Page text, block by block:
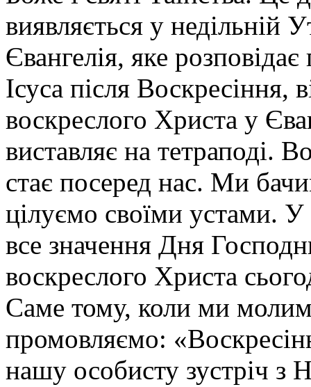
виявляється у недільній
Євангелія, яке
Ісуса після Воскресіння,
воскреслого Христа у
виставляє на тетраподі.
стає посеред нас. Ми
цілуємо своїми устами.
все значення Дня
воскреслого Христа
Саме тому, коли ми
промовляємо:
нашу особисту зустріч з